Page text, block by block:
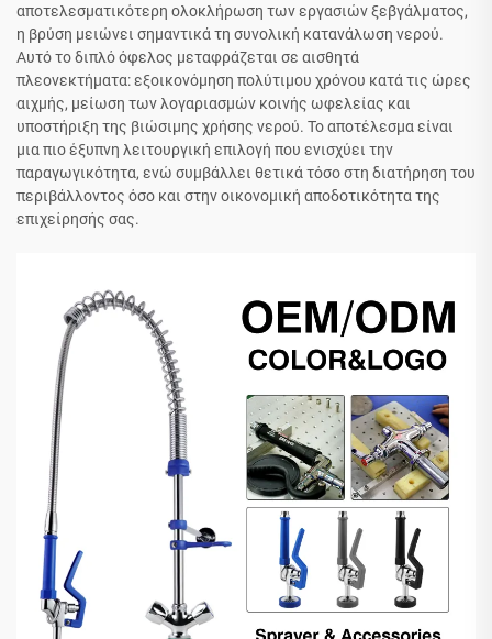
αποτελεσματικότερη ολοκλήρωση των εργασιών ξεβγάλματος,
η βρύση μειώνει σημαντικά τη συνολική κατανάλωση νερού.
Αυτό το διπλό όφελος μεταφράζεται σε αισθητά
πλεονεκτήματα: εξοικονόμηση πολύτιμου χρόνου κατά τις ώρες
αιχμής, μείωση των λογαριασμών κοινής ωφελείας και
υποστήριξη της βιώσιμης χρήσης νερού. Το αποτέλεσμα είναι
μια πιο έξυπνη λειτουργική επιλογή που ενισχύει την
παραγωγικότητα, ενώ συμβάλλει θετικά τόσο στη διατήρηση του
περιβάλλοντος όσο και στην οικονομική αποδοτικότητα της
επιχείρησής σας.